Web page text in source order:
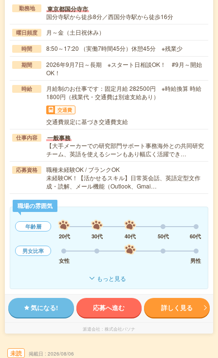
勤務地 東京都国分寺市
国分寺駅から徒歩8分／西国分寺駅から徒歩16分
曜日頻度 月～金（土日祝休み）
時間 8:50～17:20 （実働7時間45分）休憩45分 ※残業少
期間
2026年9月7日～長期 ※スタート日相談OK！ #9月～開始
OK！
時給
月給制のお仕事です：固定月給 282500円 ※時給換算 時給
1800円（残業代・交通費は別途支給あり）
交通費
交通費規定に基づき交通費支給
仕事内容 一般事務
【大手メーカーでの研究部門サポート事務海外との共同研究
チーム、英語を使えるシーンもあり幅広く活躍でき…
応募資格
職種未経験OK / ブランクOK
未経験OK！【活かせるスキル】日常英会話、英語定型文作
成・読解、メール機能（Outlook、Gmai…
職場の雰囲気
年齢層
20代
30代 40代 50代
60代
男女比率
女性
男性
もっと見る
気になる! 応募へ進む 詳しく見る
派遣会社 株式会社パソナ
未読 掲載日 2026/08/06